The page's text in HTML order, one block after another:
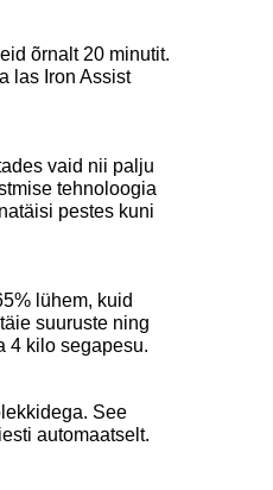
õrnalt 20 minutit.
las Iron Assist
vaid nii palju
tehnoloogia
pestes kuni
lühem, kuid
suuruste ning
4 kilo segapesu.
See
automaatselt.